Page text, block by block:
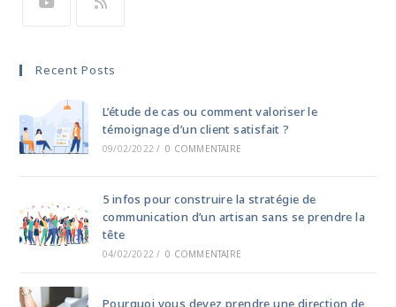
Recent Posts
L’étude de cas ou comment valoriser le
témoignage d’un client satisfait ?
09/02/2022 / 0 COMMENTAIRE
5 infos pour construire la stratégie de
communication d’un artisan sans se prendre la
tête
04/02/2022 / 0 COMMENTAIRE
Pourquoi vous devez prendre une direction de